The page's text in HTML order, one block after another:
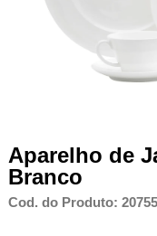
Aparelho de
Branco
Cod. do Produto: 20755